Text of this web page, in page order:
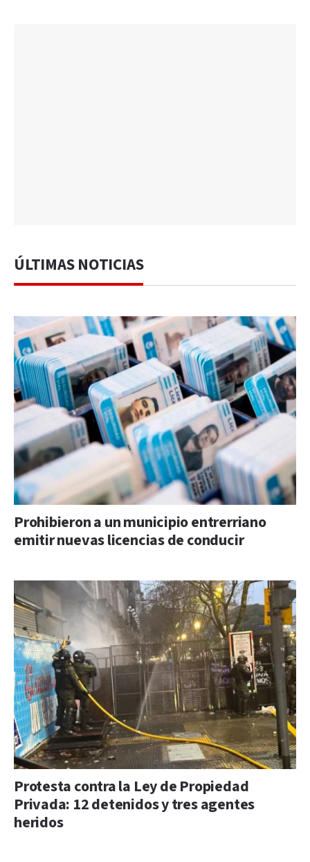
ÚLTIMAS NOTICIAS
Prohibieron a un municipio entrerriano
emitir nuevas licencias de conducir
Protesta contra la Ley de Propiedad
Privada: 12 detenidos y tres agentes
heridos